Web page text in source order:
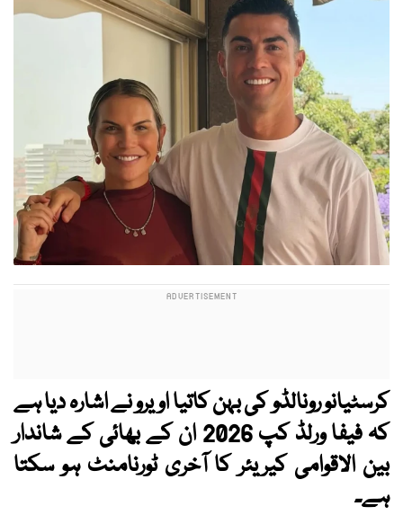
کرسٹیانو رونالڈو کی بہن کاتیا اویرو نے اشارہ دیا ہے
کہ فیفا ورلڈ کپ 2026 ان کے بھائی کے شاندار
بین الاقوامی کیریئر کا آخری ٹورنامنٹ ہو سکتا
ہے۔